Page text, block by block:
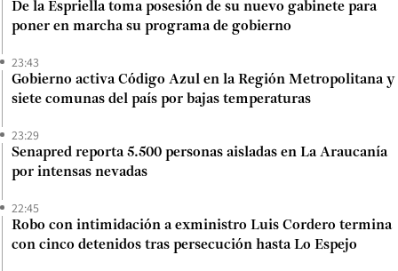
De la Espriella toma posesión de su nuevo gabinete para
poner en marcha su programa de gobierno
23:43
Gobierno activa Código Azul en la Región Metropolitana y
siete comunas del país por bajas temperaturas
23:29
Senapred reporta 5.500 personas aisladas en La Araucanía
por intensas nevadas
22:45
Robo con intimidación a exministro Luis Cordero termina
con cinco detenidos tras persecución hasta Lo Espejo